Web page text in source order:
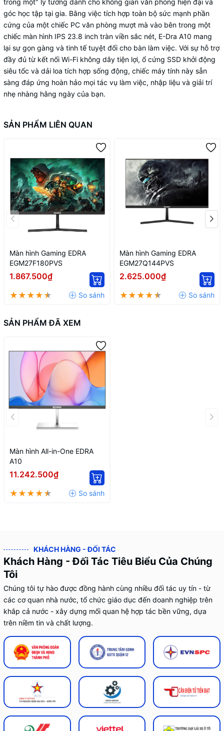
Kích thước sản phẩm 540.7 x 434.9 x 12.6 mm
Kích thước đóng gói 608 x 485.5 x 165.5 mm
Trọng lượng
Tịnh (N.W): 6.8 KG / Tổng (G.W): 8.2
KG
trong một" lý tưởng dành cho không gian văn phòng hiện đại và
góc học tập tại gia. Bằng việc tích hợp toàn bộ sức mạnh phần
cứng của một chiếc PC văn phòng mượt mà vào bên trong một
chiếc màn hình IPS 23.8 inch tràn viền sắc nét, E-Dra A10 mang
lại sự gọn gàng và tinh tế tuyệt đối cho bàn làm việc. Với sự hỗ trợ
đầy đủ từ kết nối Wi-Fi không dây tiện lợi, ổ cứng SSD khởi động
siêu tốc và dải loa tích hợp sống động, chiếc máy tính này sẵn
sàng đáp ứng hoàn hảo mọi tác vụ làm việc, nhập liệu và giải trí
nhẹ nhàng hằng ngày của bạn.
SẢN PHẨM LIÊN QUAN
Màn hình Gaming EDRA
EGM27F180PVS
1.867.500₫
Màn hình Gaming EDRA
EGM27Q144PVS
2.625.000₫
SẢN PHẨM ĐÃ XEM
Màn hình All-in-One EDRA
A10
11.242.500₫
KHÁCH HÀNG - ĐỐI TÁC
Khách Hàng - Đối Tác Tiêu Biểu Của Chúng
Tôi
Chúng tôi tự hào được đồng hành cùng nhiều đối tác uy tín - từ
các cơ quan nhà nước, tổ chức giáo dục đến doanh nghiệp trên
khắp cả nước - xây dựng mối quan hệ hợp tác bền vững, dựa
trên niềm tin và chất lượng.